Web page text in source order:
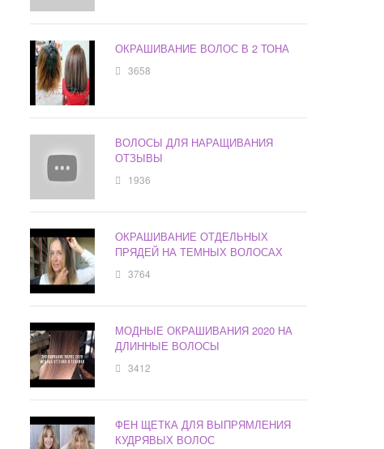
ОКРАШИВАНИЕ ВОЛОС В 2 ТОНА
3658
ВОЛОСЫ ДЛЯ НАРАЩИВАНИЯ
ОТЗЫВЫ
1936
ОКРАШИВАНИЕ ОТДЕЛЬНЫХ
ПРЯДЕЙ НА ТЕМНЫХ ВОЛОСАХ
3764
МОДНЫЕ ОКРАШИВАНИЯ 2020 НА
ДЛИННЫЕ ВОЛОСЫ
3412
ФЕН ЩЕТКА ДЛЯ ВЫПРЯМЛЕНИЯ
КУДРЯВЫХ ВОЛОС